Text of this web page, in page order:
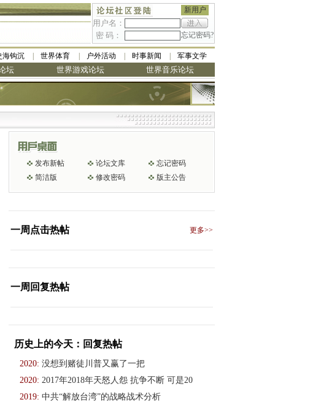
新用户
用户名：
密 码：
忘记密码?
海钩沉 世界体育 户外活动 时事新闻 军事文学
坛 世界游戏论坛 世界音乐论坛
发布新帖 论坛文库
忘记密码
简洁版
修改密码 版主公告
一周点击热帖 更多>>
一周回复热帖
历史上的今天：回复热帖
2020: 没想到赌徒川普又赢了一把
2020: 2017年2018年天怒人怨 抗争不断 可是20
2019: 中共“解放台湾”的战略战术分析